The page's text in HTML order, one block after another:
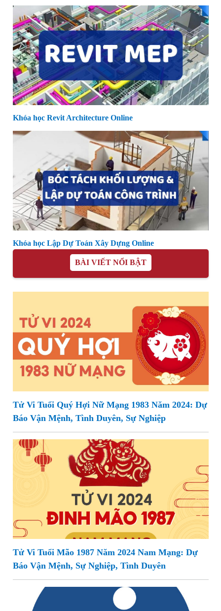
Khóa học Revit Architecture Online
Khóa học Lập Dự Toán Xây Dựng Online
BÀI VIẾT NỔI BẬT
Tử Vi Tuổi Quý Hợi Nữ Mạng 1983 Năm 2024: Dự
Báo Vận Mệnh, Tình Duyên, Sự Nghiệp
Tử Vi Tuổi Mão 1987 Năm 2024 Nam Mạng: Dự
Báo Vận Mệnh, Sự Nghiệp, Tình Duyên